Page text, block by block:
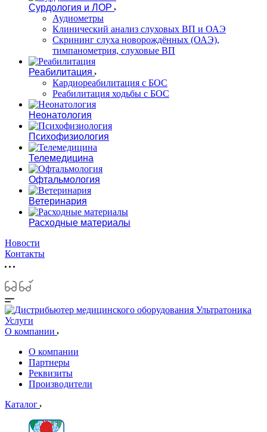
Сурдология и ЛОР
Аудиометры
Клинический анализ слуховых ВП и ОАЭ
Скрининг слуха новорождённых (ОАЭ),
тимпанометрия, слуховые ВП
Реабилитация
Кардиореабилитация с БОС
Реабилитация ходьбы с БОС
Неонатология
Психофизиология
Телемедицина
Офтальмология
Ветеринария
Расходные материалы
Новости
Контакты
Услуги
О компании
О компании
Партнеры
Реквизиты
Производители
Каталог